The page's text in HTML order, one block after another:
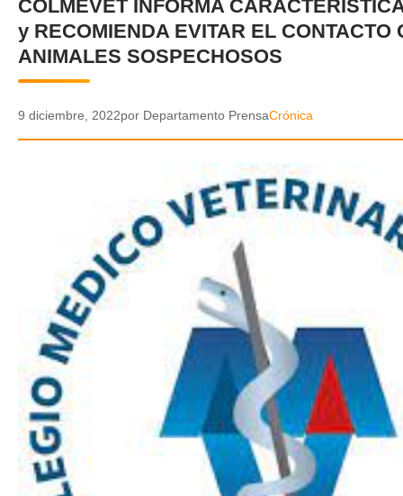
DEPORTES
ENTRETENIMIENTO Y CULTURA
VIDEOS
GALERIA DE FOTOS
APP MÓVIL
TRANSPARENCIA
✕
COLMEVET INFORMA
y RECOMIENDA EVITAR EL CONTACTO
ANIMALES SOSPECHOSOS
9 diciembre, 2022por Departamento PrensaCrónica